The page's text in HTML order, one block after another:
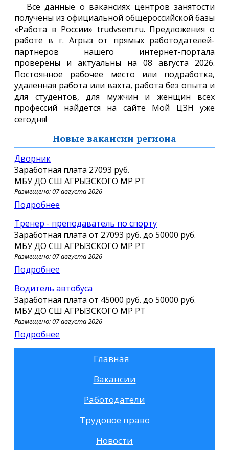
Все данные о вакансиях центров занятости
получены из официальной общероссийской базы
«Работа в России» trudvsem.ru. Предложения о
работе в г. Агрыз от прямых работодателей-
партнеров нашего интернет-портала
проверены и актуальны на 08 августа 2026.
Постоянное рабочее место или подработка,
удаленная работа или вахта, работа без опыта и
для студентов, для мужчин и женщин всех
профессий найдется на сайте Мой ЦЗН уже
сегодня!
Новые вакансии региона
Дворник
Заработная плата 27093 руб.
МБУ ДО СШ АГРЫЗСКОГО МР РТ
Размещено: 07 августа 2026
Подробнее
Тренер - преподаватель по спорту
Заработная плата от 27093 руб. до 50000 руб.
МБУ ДО СШ АГРЫЗСКОГО МР РТ
Размещено: 07 августа 2026
Подробнее
Водитель автобуса
Заработная плата от 45000 руб. до 50000 руб.
МБУ ДО СШ АГРЫЗСКОГО МР РТ
Размещено: 07 августа 2026
Подробнее
Главная
Вакансии
Работодатели
Трудовое право
Новости